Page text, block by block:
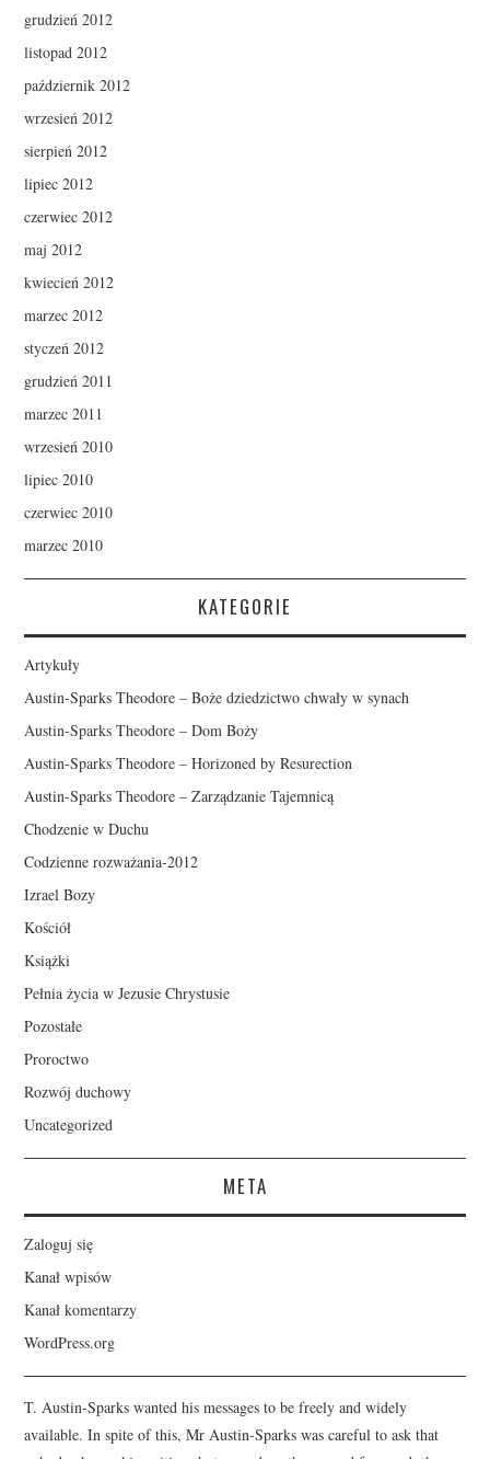
grudzień 2012
listopad 2012
październik 2012
wrzesień 2012
sierpień 2012
lipiec 2012
czerwiec 2012
maj 2012
kwiecień 2012
marzec 2012
styczeń 2012
grudzień 2011
marzec 2011
wrzesień 2010
lipiec 2010
czerwiec 2010
marzec 2010
KATEGORIE
Artykuły
Austin-Sparks Theodore – Boże dziedzictwo chwały w synach
Austin-Sparks Theodore – Dom Boży
Austin-Sparks Theodore – Horizoned by Resurection
Austin-Sparks Theodore – Zarządzanie Tajemnicą
Chodzenie w Duchu
Codzienne rozważania-2012
Izrael Bozy
Kościół
Książki
Pełnia życia w Jezusie Chrystusie
Pozostałe
Proroctwo
Rozwój duchowy
Uncategorized
META
Zaloguj się
Kanał wpisów
Kanał komentarzy
WordPress.org
T. Austin-Sparks wanted his messages to be freely and widely
available. In spite of this, Mr Austin-Sparks was careful to ask that